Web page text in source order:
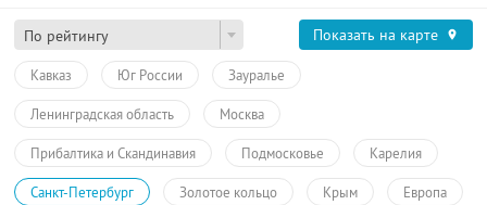
По рейтингу Показать на карте
Кавказ Юг России Зауралье
Ленинградская область Москва
Прибалтика и Скандинавия Подмосковье Карелия
Санкт-Петербург Золотое кольцо Крым Европа